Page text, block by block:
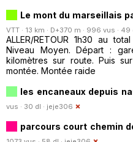
Le mont du marseillais
VTT · 13 km · D+370 m · 996 vus · 49
ALLER/RETOUR 1h30 au
Niveau Moyen. Départ :
kilomètres sur route. Puis
montée. Montée raide
les encaneaux depuis
vus · 30 dl · jeje306
parcours court chemin